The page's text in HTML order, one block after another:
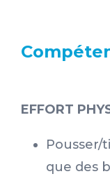
EFFORT
Pousser/
que des